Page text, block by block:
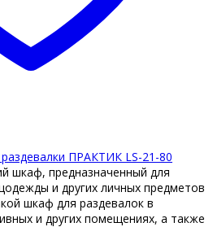
ПРАКТИК LS-21-80
шкаф, предназначенный для
и других личных предметов
шкаф для раздевалок в
и других помещениях, а также